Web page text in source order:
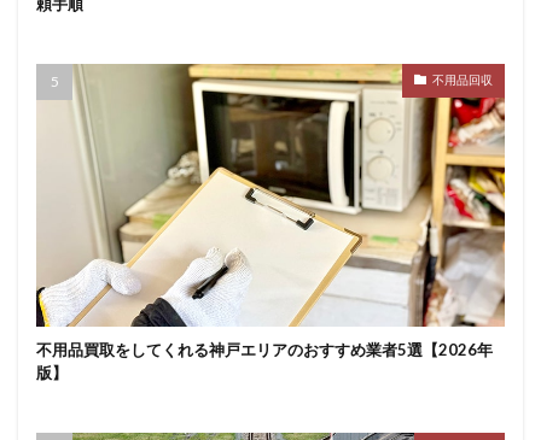
不用品回収
不用品買取をしてくれる神戸エリアのおすすめ業者5選【2026年
版】